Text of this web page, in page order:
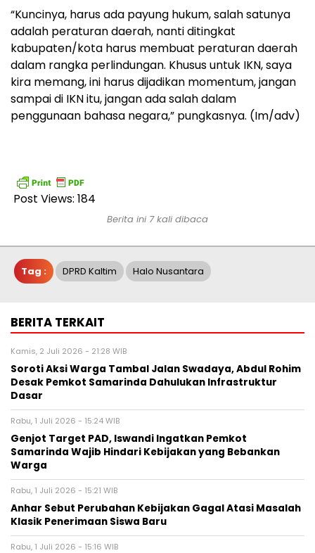
“Kuncinya, harus ada payung hukum, salah satunya
adalah peraturan daerah, nanti ditingkat
kabupaten/kota harus membuat peraturan daerah
dalam rangka perlindungan. Khusus untuk IKN, saya
kira memang, ini harus dijadikan momentum, jangan
sampai di IKN itu, jangan ada salah dalam
penggunaan bahasa negara,” pungkasnya. (Im/adv)
Post Views: 184
Berita ini 7 kali dibaca
Tag : DPRD Kaltim Halo Nusantara
BERITA TERKAIT
Kamis, 2 Juli 2026 - 21:28 WIB
Soroti Aksi Warga Tambal Jalan Swadaya, Abdul Rohim
Desak Pemkot Samarinda Dahulukan Infrastruktur
Dasar
Rabu, 1 Juli 2026 - 15:24 WIB
Genjot Target PAD, Iswandi Ingatkan Pemkot
Samarinda Wajib Hindari Kebijakan yang Bebankan
Warga
Rabu, 1 Juli 2026 - 15:21 WIB
Anhar Sebut Perubahan Kebijakan Gagal Atasi Masalah
Klasik Penerimaan Siswa Baru
Rabu, 1 Juli 2026 - 15:16 WIB